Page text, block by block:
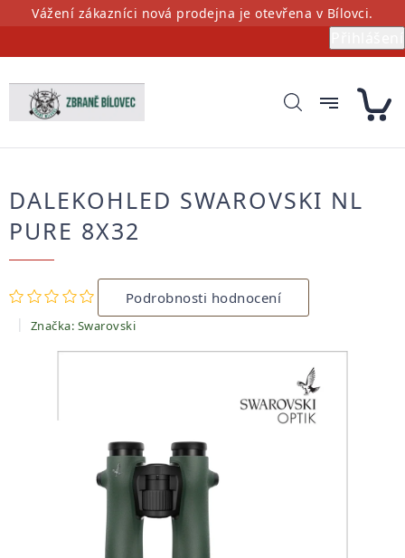
PřejítVážení zákazníci nová prodejna je otevřena v Bílovci.
DALEKOHLED SWAROVSKI NL
PURE 8X32
Průměrné
hodnocení
produktu
je
0,0
Podrobnosti hodnocení
Značka: Swarovski